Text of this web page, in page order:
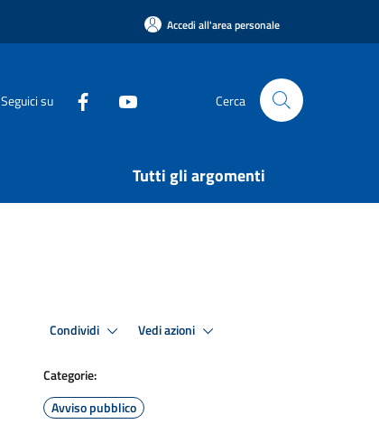
Accedi all'area personale
Seguici su Cerca
Tutti gli argomenti
Condividi Vedi azioni
Categorie:
Avviso pubblico